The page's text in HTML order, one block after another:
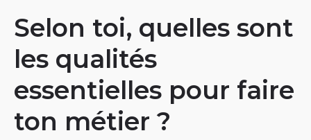
Selon toi, quelles sont
les qualités
essentielles pour faire
ton métier ?